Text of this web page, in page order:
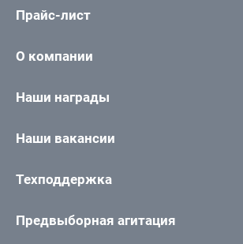
Прайс-лист
О компании
Наши награды
Наши вакансии
Техподдержка
Предвыборная агитация